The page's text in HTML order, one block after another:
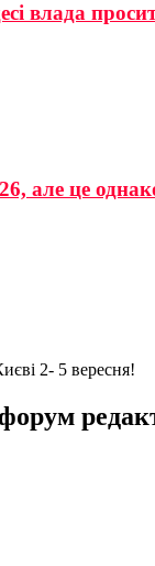
влада
але це
2- 5 вересня!